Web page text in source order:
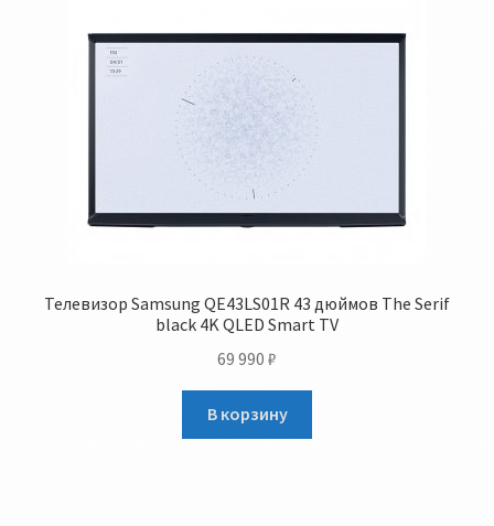
Телевизор Samsung QE43LS01R 43 дюймов The Serif
black 4K QLED Smart TV
69 990 ₽
В корзину